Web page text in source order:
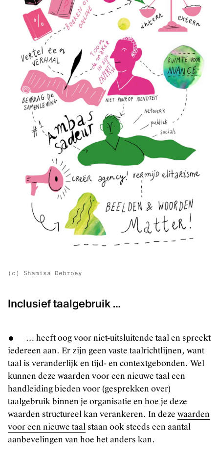
(c) Shamisa Debroey
Inclusief taalgebruik …
● … heeft oog voor niet-uitsluitende taal en spreekt
iedereen aan. Er zijn geen vaste taalrichtlijnen, want
taal is veranderlijk en tijd- en contextgebonden. Wel
kunnen deze waarden voor een nieuwe taal een
handleiding bieden voor (gesprekken over)
taalgebruik binnen je organisatie en hoe je deze
waarden structureel kan verankeren. In deze waarden
voor een nieuwe taal staan ook steeds een aantal
aanbevelingen van hoe het anders kan.